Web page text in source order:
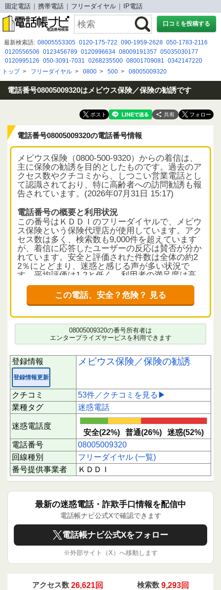
固定電話 携帯電話 フリーダイヤル IP電話
口コミを投稿する
最新検索語: 08005553305 0120-175-722 090-1959-2628 050-1783-2116
0120556506 0123456789 0120996634 08009191357 05035030177
0120995126 050-3091-7031 0268235500 08001709081 0342147220
0664920601
0963554571 0366759684 0800-999-5800 0120 998 754
0800 500 8184 09047925662 08002229417 080 2930 8509 0120127026
08005007067
トップ> フリーダイヤル > 0800 > 500 > 08005009320
電話番号08005009320はメビウス保険／保険の勧誘です
共有
電話番号08005009320の電話番号情報
メビウス保険（0800-500-9320）からの着信は、
主に保険の勧誘を目的としたものです。過去のア
クセス数やクチコミから、しつこい営業電話とし
て認識されており、特に高齢者への訪問勧誘も報
告されています。(2026年07月31日 15:17)
電話番号の概要と利用状況
この番号はＫＤＤＩのフリーダイヤルで、メビウ
ス保険という保険代理店が使用しています。アク
セス数は多く、検索数も9,000件を超えています
が、着信に応答したユーザーの反応は賛否が分か
れています。安全と評価された件数は全体の約2
2％にとどまり、迷惑と感じる声が多い状況で
す。平均評価は1.2と低く、利用者の満足度は高
くありません。
クチコミから読み解く電話の実態
が共通しており、特に「しつこい」「何度もかか
ってくる」「訪問営業もある」といった声が目立
ちます。電話では個人情報や健康状態を詳しく尋
ねられることがあり、断っても繰り返し連絡が来
るケースが報告されています。中には、相手が強
引な態度をとることもあり、毅然とした対応が推
奨されています。短時間に偏った評価が見られる
ため、評価は参考情報としてご確認ください。
応答時の注意点と対策
この番号からの電話は保険勧誘が主な目的である
ため、用件に納得できない場合は無理に応答せ
ず、必要に応じて着信拒否設定を行うことが有効
です。特に高齢者の方は、個人情報の提供に慎重
になることが望まれます。電話に出る際は、相手
の話をよく聞きつつも、強引な勧誘には毅然とし
た態度で対応することが重要です。
下にスクロールすると実際に電話に応答された方
のクチコミを読むことができます。
あなたの1回のクチコミ投稿が、同じように困っ
ている誰かの助けになります。情報共有は被害防
止の第一歩です。ぜひ、あなたの体験をお寄せく
ださい。
この電話、安全？危険？ 見る
08005009320の番号所有者は
エンタープライズサービスを利用できます
登録情報
登録情報更新
メビウス保険／保険の勧誘
クチコミ
53件／クチコミを見る▶
業種タグ
迷惑電話
迷惑電話度
安全(22%) 普通(26%)
迷惑(52%)
電話番号
08005009320
回線種別
フリーダイヤル (一覧)
番号提供事業者
ＫＤＤＩ
最新の迷惑電話・詐欺手口情報を配信中
電話帳ナビ公式Xで確認できます
電話帳ナビ公式Xをフォロー
※外部サイト（X）へ移動します
アクセス数 26,621回 検索数 9,293回